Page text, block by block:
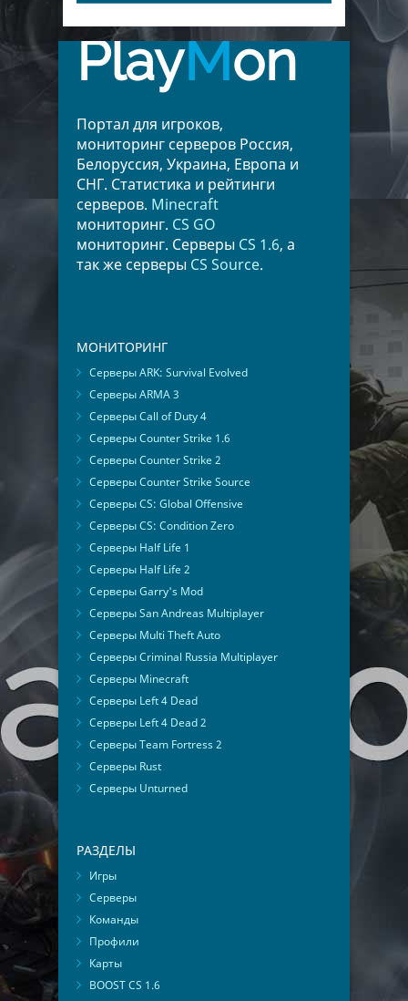
PlayMon
Портал для игроков,
мониторинг серверов Россия,
Белоруссия, Украина, Европа и
СНГ. Статистика и рейтинги
серверов. Minecraft
мониторинг. CS GO
мониторинг. Серверы CS 1.6, а
так же серверы CS Source.
МОНИТОРИНГ
Серверы ARK: Survival Evolved
Серверы ARMA 3
Серверы Call of Duty 4
Серверы Counter Strike 1.6
Серверы Counter Strike 2
Серверы Counter Strike Source
Серверы CS: Global Offensive
Серверы CS: Condition Zero
Серверы Half Life 1
Серверы Half Life 2
Серверы Garry's Mod
Серверы San Andreas Multiplayer
Серверы Multi Theft Auto
Серверы Criminal Russia Multiplayer
Серверы Minecraft
Серверы Left 4 Dead
Серверы Left 4 Dead 2
Серверы Team Fortress 2
Серверы Rust
Серверы Unturned
РАЗДЕЛЫ
Игры
Серверы
Команды
Профили
Карты
BOOST CS 1.6